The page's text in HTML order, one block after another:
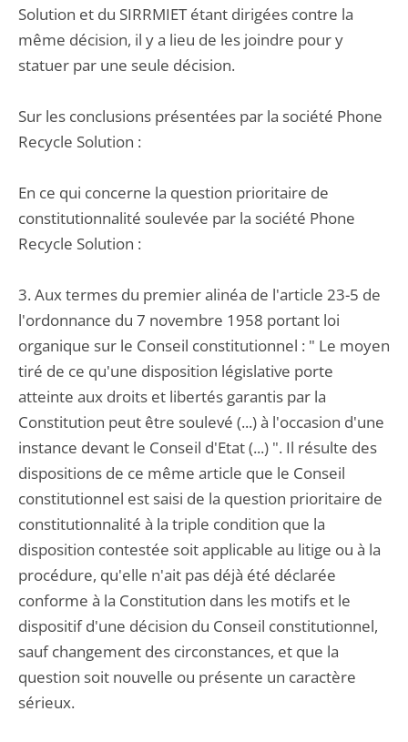
Solution et du SIRRMIET étant dirigées contre la
même décision, il y a lieu de les joindre pour y
statuer par une seule décision.
Sur les conclusions présentées par la société Phone
Recycle Solution :
En ce qui concerne la question prioritaire de
constitutionnalité soulevée par la société Phone
Recycle Solution :
3. Aux termes du premier alinéa de l'article 23-5 de
l'ordonnance du 7 novembre 1958 portant loi
organique sur le Conseil constitutionnel : " Le moyen
tiré de ce qu'une disposition législative porte
atteinte aux droits et libertés garantis par la
Constitution peut être soulevé (...) à l'occasion d'une
instance devant le Conseil d'Etat (...) ". Il résulte des
dispositions de ce même article que le Conseil
constitutionnel est saisi de la question prioritaire de
constitutionnalité à la triple condition que la
disposition contestée soit applicable au litige ou à la
procédure, qu'elle n'ait pas déjà été déclarée
conforme à la Constitution dans les motifs et le
dispositif d'une décision du Conseil constitutionnel,
sauf changement des circonstances, et que la
question soit nouvelle ou présente un caractère
sérieux.